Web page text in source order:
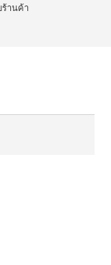
านค้า